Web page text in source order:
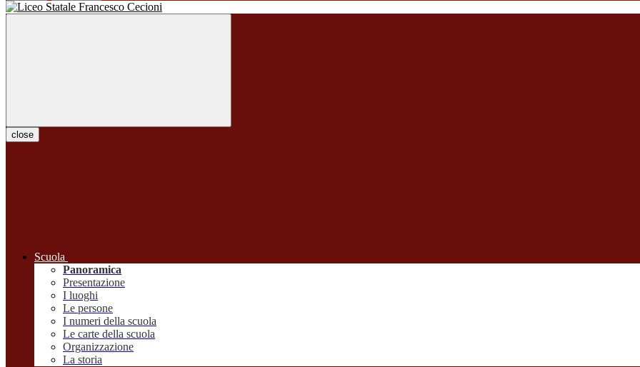
close
Scuola
Panoramica
Presentazione
I luoghi
Le persone
I numeri della scuola
Le carte della scuola
Organizzazione
La storia